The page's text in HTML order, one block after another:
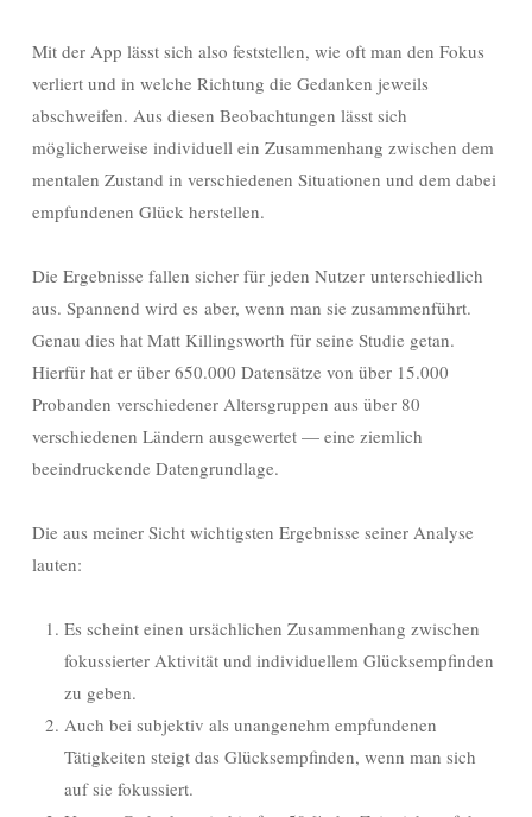
Mit der App lässt sich also feststellen, wie oft man den Fokus
verliert und in welche Richtung die Gedanken jeweils
abschweifen. Aus diesen Beobachtungen lässt sich
möglicherweise individuell ein Zusammenhang zwischen dem
mentalen Zustand in verschiedenen Situationen und dem dabei
empfundenen Glück herstellen.
Die Ergebnisse fallen sicher für jeden Nutzer unterschiedlich
aus. Spannend wird es aber, wenn man sie zusammenführt.
Genau dies hat Matt Killingsworth für seine Studie getan.
Hierfür hat er über 650.000 Datensätze von über 15.000
Probanden verschiedener Altersgruppen aus über 80
verschiedenen Ländern ausgewertet — eine ziemlich
beeindruckende Datengrundlage.
Die aus meiner Sicht wichtigsten Ergebnisse seiner Analyse
lauten:
Es scheint einen ursächlichen Zusammenhang zwischen
fokussierter Aktivität und individuellem Glücksempfinden
zu geben.
Auch bei subjektiv als unangenehm empfundenen
Tätigkeiten steigt das Glücksempfinden, wenn man sich
auf sie fokussiert.